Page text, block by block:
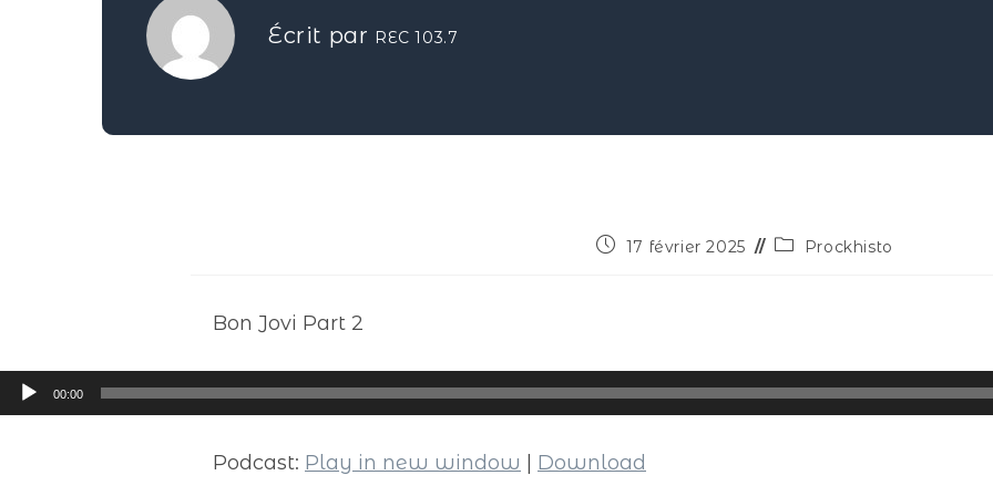
Écrit par REC 103.7
17 février 2025 Prockhisto
Bon Jovi Part 2
Lecteur
audio
00:00
Podcast: Play in new window Download